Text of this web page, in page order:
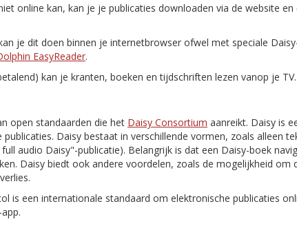
online kan, kan je je publicaties downloaden via de website
je dit doen binnen je internetbrowser ofwel met speciale
EasyReader.
kan je kranten, boeken en tijdschriften lezen vanop je TV.
open standaarden die het Daisy Consortium aanreikt. Daisy is
Daisy bestaat in verschillende vormen, zoals alleen
audio Daisy"-publicatie). Belangrijk is dat een Daisy-boek
Daisy biedt ook andere voordelen, zoals de mogelijkheid om
is een internationale standaard om elektronische publicaties